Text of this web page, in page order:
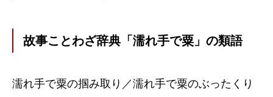
故事ことわざ辞典「濡れ手で粟」の類語
濡れ手で粟の掴み取り／濡れ手で粟のぶったくり